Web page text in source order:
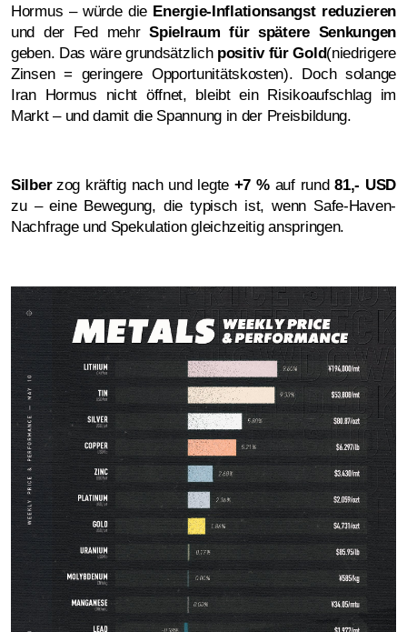
Hormus – würde die Energie-Inflationsangst reduzieren
und der Fed mehrSpielraum für spätere Senkungen
geben. Das wäre grundsätzlich positiv für Gold(niedrigere
Zinsen = geringere Opportunitätskosten). Doch solange
Iran Hormus nicht öffnet, bleibt ein Risikoaufschlag im
Markt – und damit die Spannung in der Preisbildung.
Silber zog kräftig nach und legte +7 %auf rund81,- USD
zu – eine Bewegung, die typisch ist, wenn Safe-Haven-
Nachfrage und Spekulation gleichzeitig anspringen.